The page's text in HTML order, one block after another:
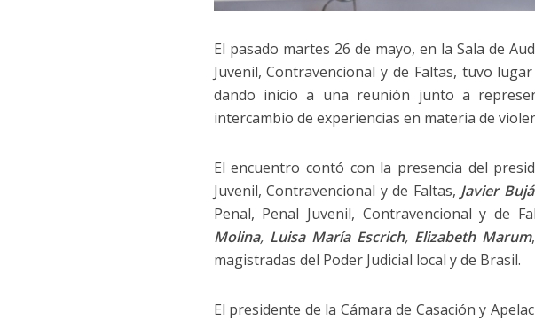
El pasado martes 26 de mayo, en la Sala de
Juvenil, Contravencional y de Faltas, tuvo
dando inicio a una reunión junto a
intercambio de experiencias en materia de
El encuentro contó con la presencia del
Juvenil, Contravencional y de Faltas, Javier
Penal, Penal Juvenil, Contravencional y de
Molina,Luisa María Escrich, Elizabeth Marum,
magistradas del Poder Judicial local y de Brasil.
El presidente de la Cámara de Casación y